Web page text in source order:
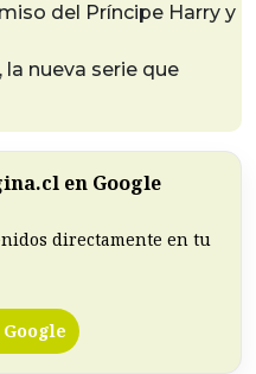
del Príncipe Harry y
la nueva serie que
en Google
directamente en tu